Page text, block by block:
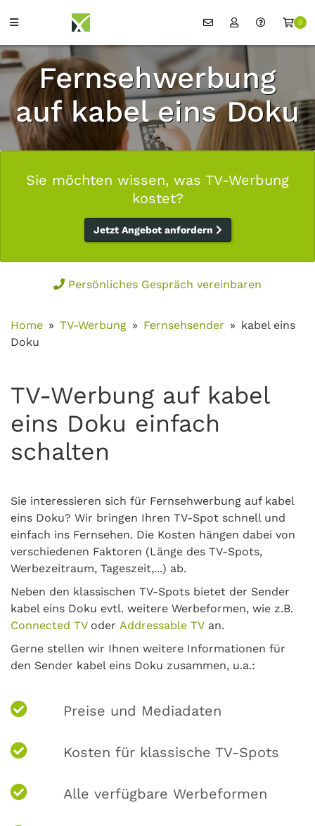
0
Fernsehwerbung
auf kabel eins Doku
Sie möchten wissen, was TV-Werbung
kostet?
Jetzt Angebot anfordern
Persönliches Gespräch vereinbaren
Home TV-Werbung Fernsehsender
kabel eins
Doku
TV-Werbung auf kabel
eins Doku einfach
schalten
Sie interessieren sich für Fernsehwerbung auf kabel
eins Doku? Wir bringen Ihren TV-Spot schnell und
einfach ins Fernsehen. Die Kosten hängen dabei von
verschiedenen Faktoren (Länge des TV-Spots,
Werbezeitraum, Tageszeit,...) ab.
Neben den klassischen TV-Spots bietet der Sender
kabel eins Doku evtl. weitere Werbeformen, wie z.B.
Connected TVoder Addressable TV an.
Gerne stellen wir Ihnen weitere Informationen für
den Sender kabel eins Doku zusammen, u.a.:
Preise und Mediadaten
Kosten für klassische TV-Spots
Alle verfügbare Werbeformen